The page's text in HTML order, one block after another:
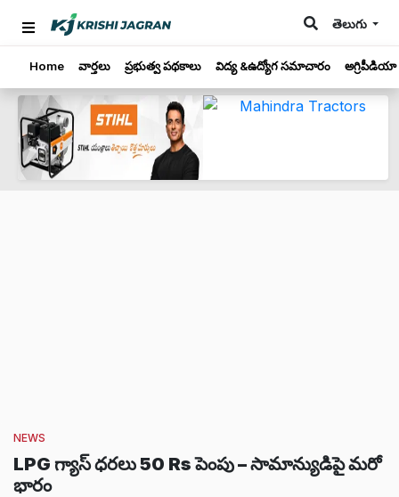
తెలుగు
Home వార్తలు ప్రభుత్వ పథకాలు విద్య &ఉద్యోగ సమాచారం అగ్రిపీడియా
NEWS
LPG గ్యాస్ ధరలు 50 Rs పెంపు – సామాన్యుడిపై మరో
భారం